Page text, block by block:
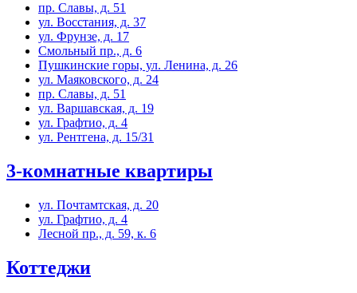
пр. Славы, д. 51
ул. Восстания, д. 37
ул. Фрунзе, д. 17
Смольный пр., д. 6
Пушкинские горы, ул. Ленина, д. 26
ул. Маяковского, д. 24
пр. Славы, д. 51
ул. Варшавская, д. 19
ул. Графтио, д. 4
ул. Рентгена, д. 15/31
3-комнатные квартиры
ул. Почтамтская, д. 20
ул. Графтио, д. 4
Лесной пр., д. 59, к. 6
Коттеджи